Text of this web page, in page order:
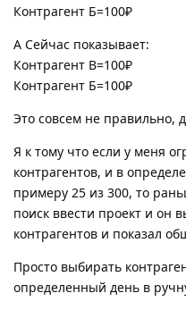
Контрагент Б=100₽
А Сейчас показывает:
Контрагент В=100₽
Контрагент Б=100₽
Это совсем не правильно,
Я к тому что если у меня
контрагентов, и в
примеру 25 из 300, то
поиск ввести проект и он
контрагентов и показал
Просто выбирать
определенный день в